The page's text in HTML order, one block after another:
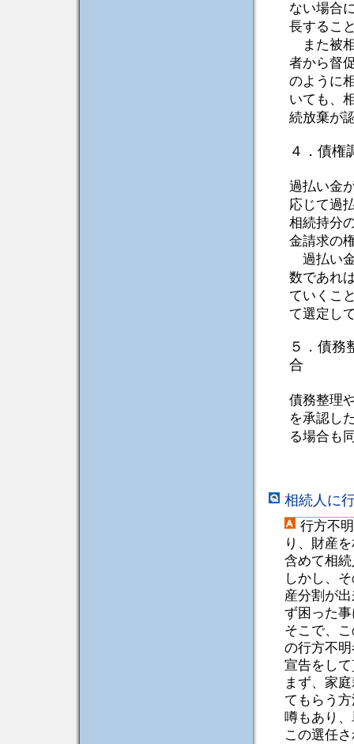
ない場合
長するこ
また被
者から督
のように
いても、
続放棄が
４．債権
過払い金
応じて過
相続持分
金請求の
過払い
数であれ
ていくこ
て選定し
５．債
合
債務整理
を承認し
る場合も
相続人に
行方不
り、財産
含めて相
しかし、
産分割が
ず困った
そこで、
の行方不
宣告をし
まず、家
てもらう
噂もあり
この選任